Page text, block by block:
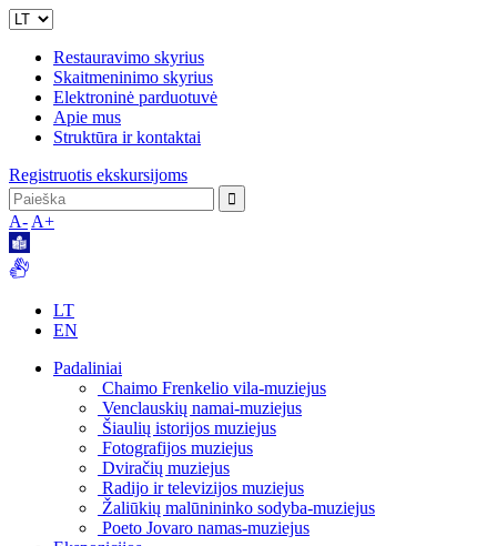
Restauravimo skyrius
Skaitmeninimo skyrius
Elektroninė parduotuvė
Apie mus
Struktūra ir kontaktai
Registruotis ekskursijoms
A- A+
LT
EN
Padaliniai
Chaimo Frenkelio vila-muziejus
Venclauskių namai-muziejus
Šiaulių istorijos muziejus
Fotografijos muziejus
Dviračių muziejus
Radijo ir televizijos muziejus
Žaliūkių malūnininko sodyba-muziejus
Poeto Jovaro namas-muziejus